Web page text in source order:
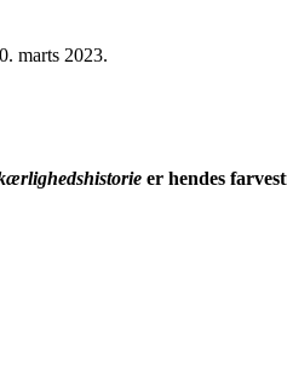
marts 2023.
er hendes